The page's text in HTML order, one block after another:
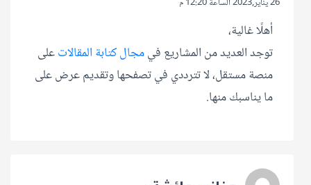
أهلًا غالية،
توجد العديد من المشاريع فيمجال كتابة المقالاتعلى
منصة مستقل، لا تترددي في تصفحها وتقديم عرض على
ما يناسبك منها.